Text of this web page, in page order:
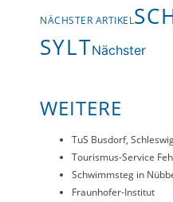
NÄCHSTER ARTIKEL
SYLTNächster
WEITERE
TuS Busdorf,
Tourismus-Service
Schwimmsteg in
Fraunhofer-Institut